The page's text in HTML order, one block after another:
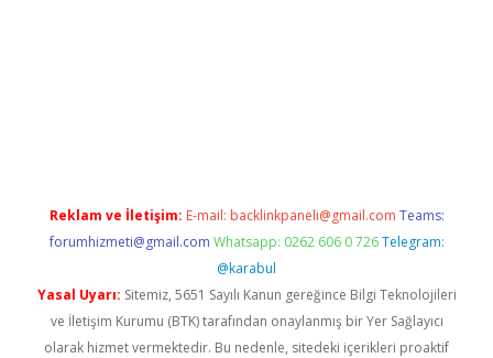
Reklam ve İletişim: E-mail: backlinkpaneli@gmail.com Teams:
forumhizmeti@gmail.com Whatsapp: 0262 606 0 726 Telegram:
@karabul
Yasal Uyarı: Sitemiz, 5651 Sayılı Kanun gereğince Bilgi Teknolojileri
ve İletişim Kurumu (BTK) tarafından onaylanmış bir Yer Sağlayıcı
olarak hizmet vermektedir. Bu nedenle, sitedeki içerikleri proaktif